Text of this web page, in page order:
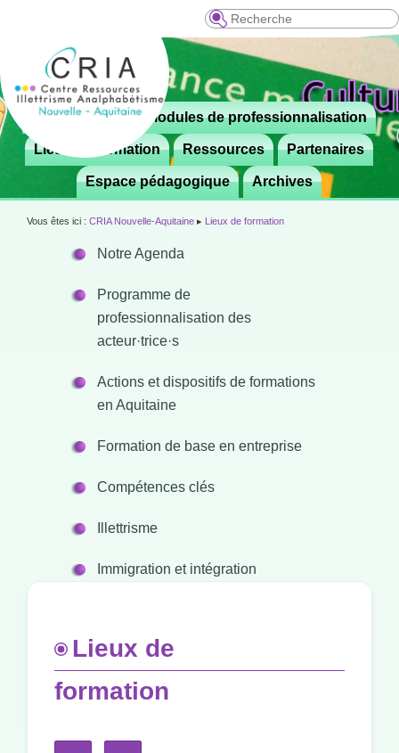
Recherche
Menu
principal
Aller
contenu
principal
 Le CRIA Modules de professionnalisation
Lieux de formation Ressources Partenaires
Espace pédagogique Archives
Vous êtes ici : CRIA Nouvelle-Aquitaine ▸ Lieux de formation
Notre Agenda
Programme de
professionnalisation des
acteur·trice·s
Actions et dispositifs de formations
en Aquitaine
Formation de base en entreprise
Compétences clés
Illettrisme
Immigration et intégration
Lieux de
formation